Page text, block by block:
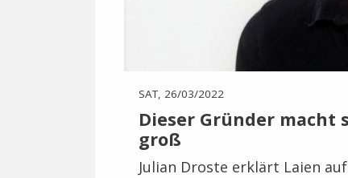
SAT, 26/03/2022
Dieser Gründer
groß
Julian Droste erklärt Laien